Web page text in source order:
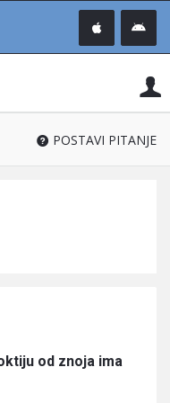
®
POSTAVI PITANJE
od znoja ima